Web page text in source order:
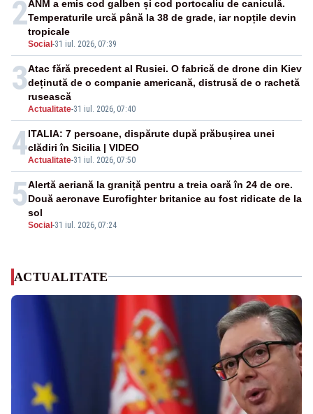
2
Social-31 iul. 2026, 07:39
ANM a emis cod galben și cod portocaliu de caniculă.
Temperaturile urcă până la 38 de grade, iar nopțile devin
tropicale
3
Actualitate-31 iul. 2026, 07:40
Atac fără precedent al Rusiei. O fabrică de drone din Kiev
deținută de o companie americană, distrusă de o rachetă
rusească
4Actualitate-31 iul. 2026, 07:50
ITALIA: 7 persoane, dispărute după prăbușirea unei
clădiri în Sicilia | VIDEO
5
Social-31 iul. 2026, 07:24
Alertă aeriană la graniță pentru a treia oară în 24 de ore.
Două aeronave Eurofighter britanice au fost ridicate de la
sol
ACTUALITATE